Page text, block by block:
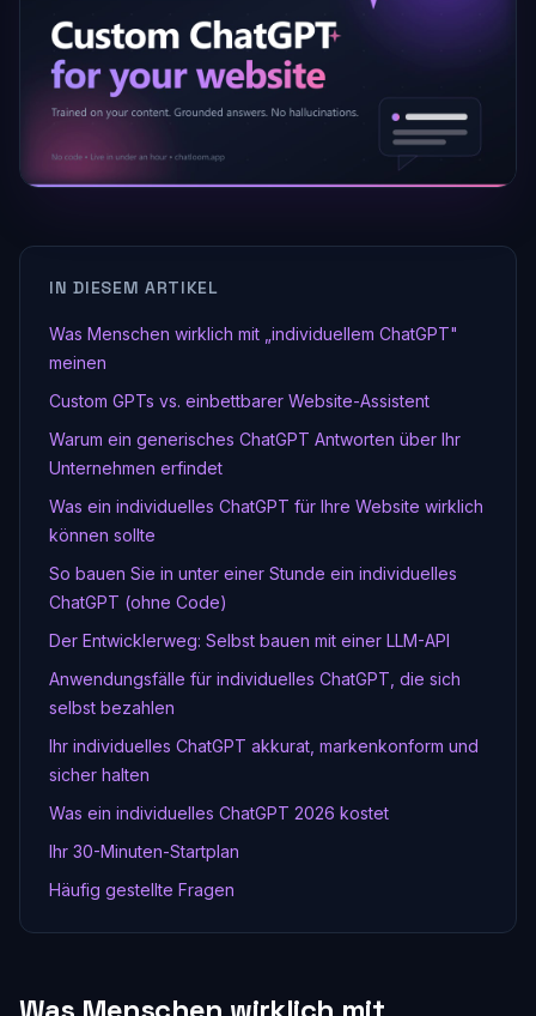
IN DIESEM ARTIKEL
Was Menschen wirklich mit „individuellem ChatGPT"
meinen
Custom GPTs vs. einbettbarer Website-Assistent
Warum ein generisches ChatGPT Antworten über Ihr
Unternehmen erfindet
Was ein individuelles ChatGPT für Ihre Website wirklich
können sollte
So bauen Sie in unter einer Stunde ein individuelles
ChatGPT (ohne Code)
Der Entwicklerweg: Selbst bauen mit einer LLM-API
Anwendungsfälle für individuelles ChatGPT, die sich
selbst bezahlen
Ihr individuelles ChatGPT akkurat, markenkonform und
sicher halten
Was ein individuelles ChatGPT 2026 kostet
Ihr 30-Minuten-Startplan
Häufig gestellte Fragen